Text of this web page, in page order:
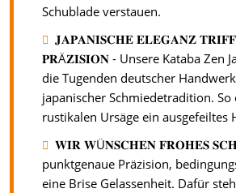
Schublade verstauen.
𝐉𝐀𝐏𝐀𝐍𝐈𝐒𝐂𝐇𝐄 𝐄𝐋𝐄𝐆𝐀𝐍𝐙
𝐏𝐑Ä𝐙𝐈𝐒𝐈𝐎𝐍 - Unsere Kataba Zen
die Tugenden deutscher
japanischer Schmiedetradition.
rustikalen Ursäge ein ausgefeiltes
𝐖𝐈𝐑 𝐖Ü𝐍𝐒𝐂𝐇𝐄𝐍 𝐅𝐑𝐎𝐇𝐄𝐒
punktgenaue Präzision,
eine Brise Gelassenheit. Dafür